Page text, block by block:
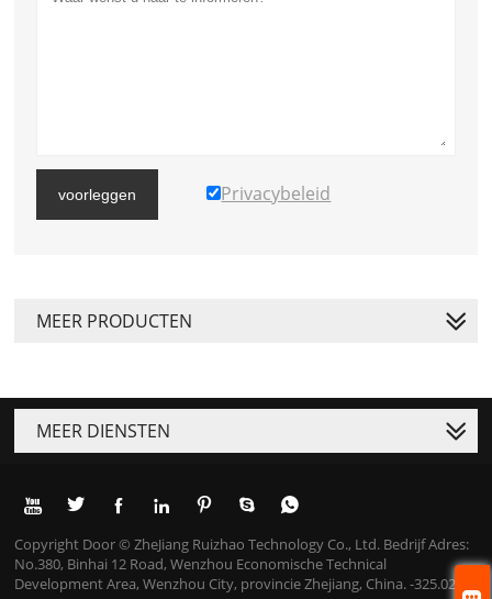
voorleggen Privacybeleid
MEER PRODUCTEN
MEER DIENSTEN
      
Copyright Door © ZheJiang Ruizhao Technology Co., Ltd. Bedrijf Adres:
No.380, Binhai 12 Road, Wenzhou Economische Technical
Development Area, Wenzhou City, provincie Zhejiang, China. -325.025